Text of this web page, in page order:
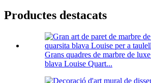
Productes destacats
Grans quadres de marbre de
blava Louise Quart...